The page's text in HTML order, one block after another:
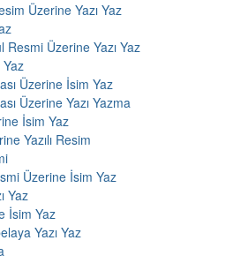
Üzerine Yazı Yaz
Resmi Üzerine Yazı Yaz
Üzerine İsim Yaz
Üzerine Yazı Yazma
İsim Yaz
Yazılı Resim
Üzerine İsim Yaz
Yaz
İsim Yaz
Yazı Yaz